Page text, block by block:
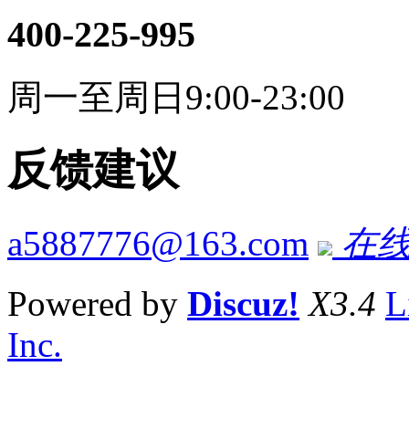
400-225-995
周一至周日9:00-23:00
反馈建议
a5887776@163.com
在
Powered by Discuz! X3.4
Inc.